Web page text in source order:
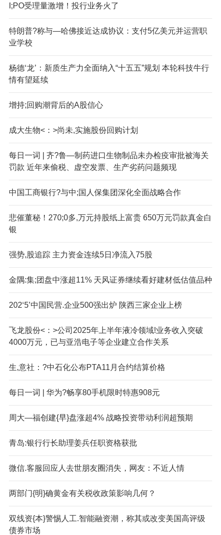
I;PO受理量激增！投行业务火了
特朗普?称与—哈佛接近达成协议：支付5亿美元并运营职
业学校
杨德‘龙’：新质生产力全面纳入“十五五”规划 本轮科技牛行
情有望延续
增持;回购潮背后的A股信心
成大生物<：>尚未,实施股份回购计划
每日一词 | 齐?鲁—制药进口生物制品未办检疫审批被海关
罚款 近年来偷税、虚空发票、生产劣药问题频现
中国工商银行?与中;国人保集团深化全面战略合作
悲催董秘！270;0多,万元持股纸上富贵 650万元罚款真金白
银
强势,股追踪 主力资金连续5日净流入75股
金隅:集;团盘中涨超11% 天风证券继续看好建材低估值品种
202‘5’中国民营.企业500强出炉 陕西三家企业上榜
飞龙股份<：>公司2025年上半年液冷领域!业务收入突破
4000万元，已与亚浩电子等企业建立合作关系
生,意社：?中石化公布PTA11月合约结算价格
每日一词 | 华为?畅享80手机限时特惠908元
周大—福创建{早}盘涨超4% 战略投资带动利润超预期
青岛:银行行长助理姜兵任职资格获批
微信.客服回应人去世朋友圈消失，网友：不近人情
两部门{明}确黄金有关税收政策影响几何？
双线资{本}警惕人工.智能融资潮，称其或改变美国高评级
债券市场